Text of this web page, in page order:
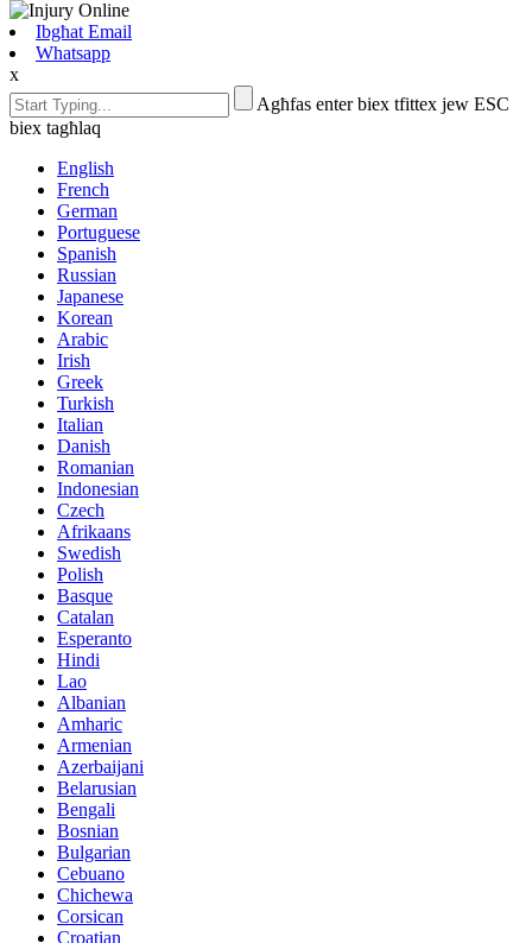
Ibgħat Email
Whatsapp
x
Agħfas enter biex tfittex jew ESC
biex tagħlaq
English
French
German
Portuguese
Spanish
Russian
Japanese
Korean
Arabic
Irish
Greek
Turkish
Italian
Danish
Romanian
Indonesian
Czech
Afrikaans
Swedish
Polish
Basque
Catalan
Esperanto
Hindi
Lao
Albanian
Amharic
Armenian
Azerbaijani
Belarusian
Bengali
Bosnian
Bulgarian
Cebuano
Chichewa
Corsican
Croatian